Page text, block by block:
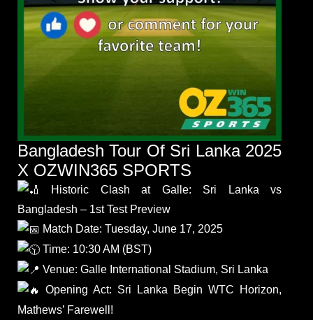
Bangladesh Tour Of Sri Lanka 2025
X OZWIN365 SPORTS
Historic Clash at Galle: Sri Lanka vs
Bangladesh – 1st Test Preview
Match Date: Tuesday, June 17, 2025
Time: 10:30 AM (BST)
Venue: Galle International Stadium, Sri Lanka
Opening Act: Sri Lanka Begin WTC Horizon,
Mathews’ Farewell!